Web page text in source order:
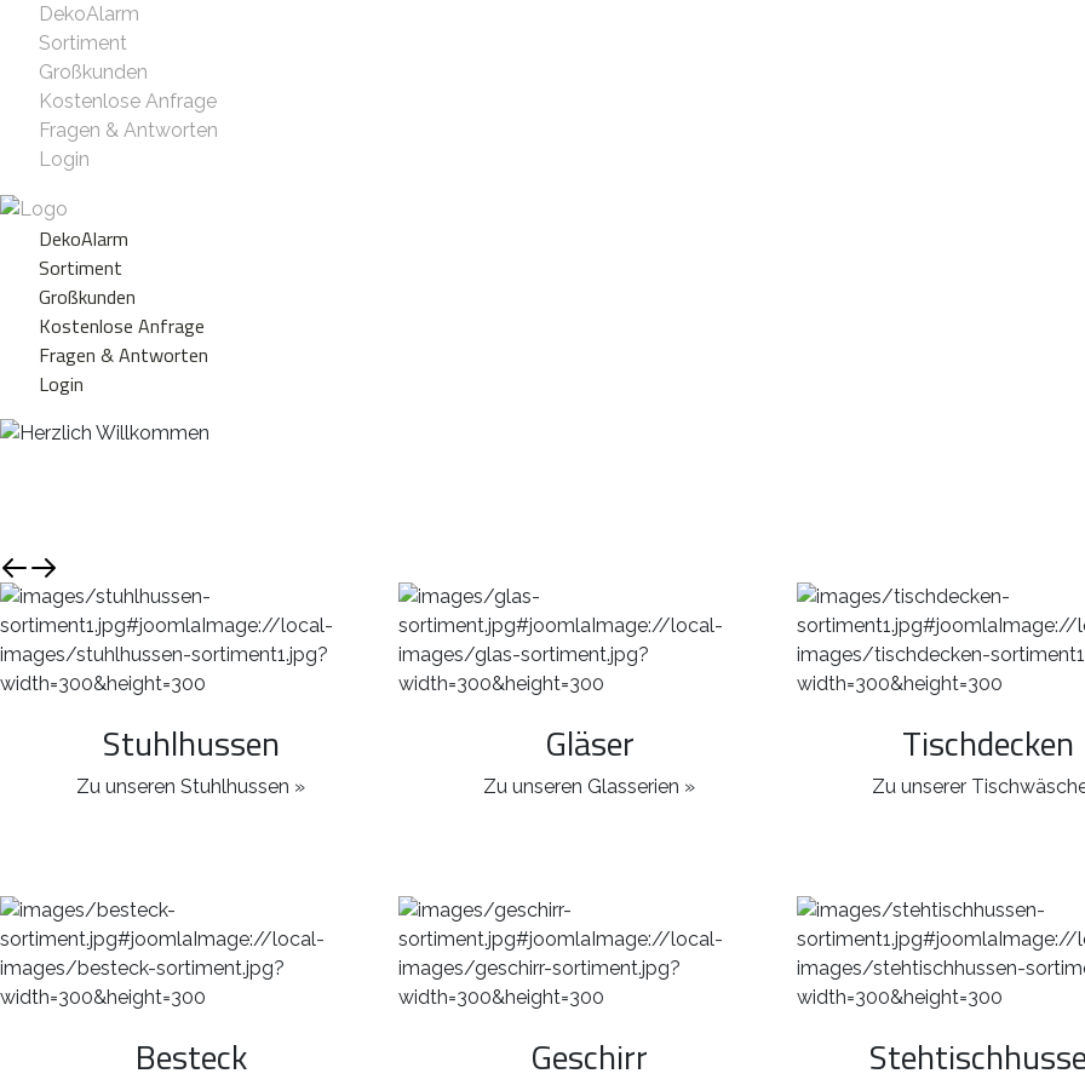
DekoAlarm
Sortiment
Großkunden
Kostenlose Anfrage
Fragen & Antworten
Login
DekoAlarm
Sortiment
Großkunden
Kostenlose Anfrage
Fragen & Antworten
Login
Stuhlhussen
Zu unseren Stuhlhussen »
Gläser
Zu unseren Glasserien »
Tischdecken
Zu unserer
Besteck Geschirr